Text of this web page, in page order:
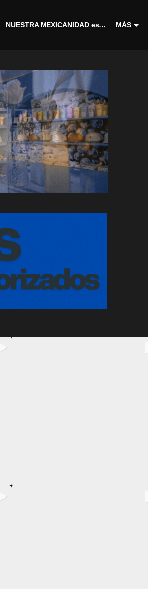
NUESTRA MEXICANIDAD es… MÁS